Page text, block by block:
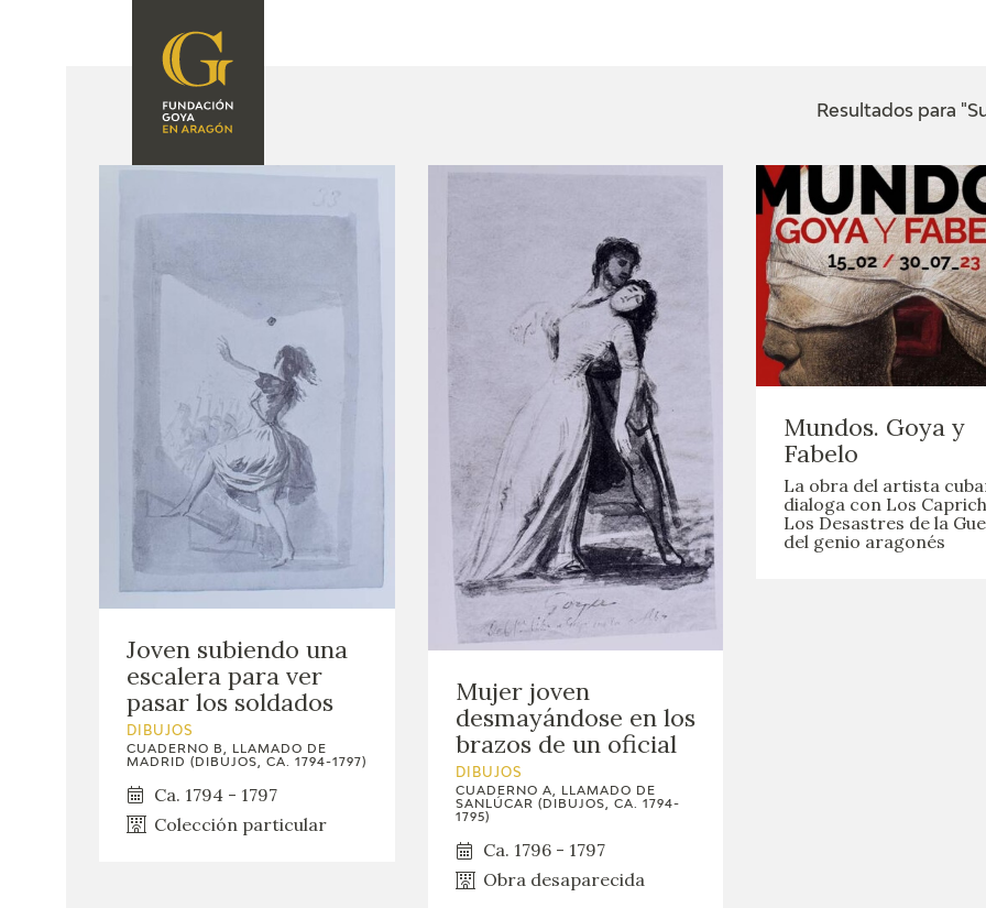
FUNDACIÓN
INVESTIGACIÓN Y
CORPORATIVA
ACTIVIDADES
PRENSA
FRANCISCO DE GOYA
CRONOLOGÍA
EL VIAJE DE GOYA
GOYA EN EL MUNDO
GOYA EN ARAGÓN
PREMIO ARAGÓN
GOYA
EDICIONES
Resultados para
Joven subiendo una
escalera para ver
pasar los soldados
DIBUJOS
CUADERNO B, LLAMADO DE
MADRID (DIBUJOS, CA. 1794-1797)
Ca. 1794 - 1797
Colección particular
Mujer joven
desmayándose en los
brazos de un oficial
DIBUJOS
CUADERNO A, LLAMADO DE
SANLÚCAR (DIBUJOS, CA. 1794-
1795)
Ca. 1796 - 1797
Obra desaparecida
Mundos. Goya y
Fabelo
La obra del artista
dialoga con Los
Los Desastres de la
del genio aragonés